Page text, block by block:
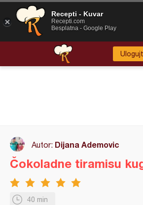
Autor: Dijana Ademovic
40 min
Čokoladne tiramisu
Recepti - Kuvar
Recepti.com
Besplatna - Google Play